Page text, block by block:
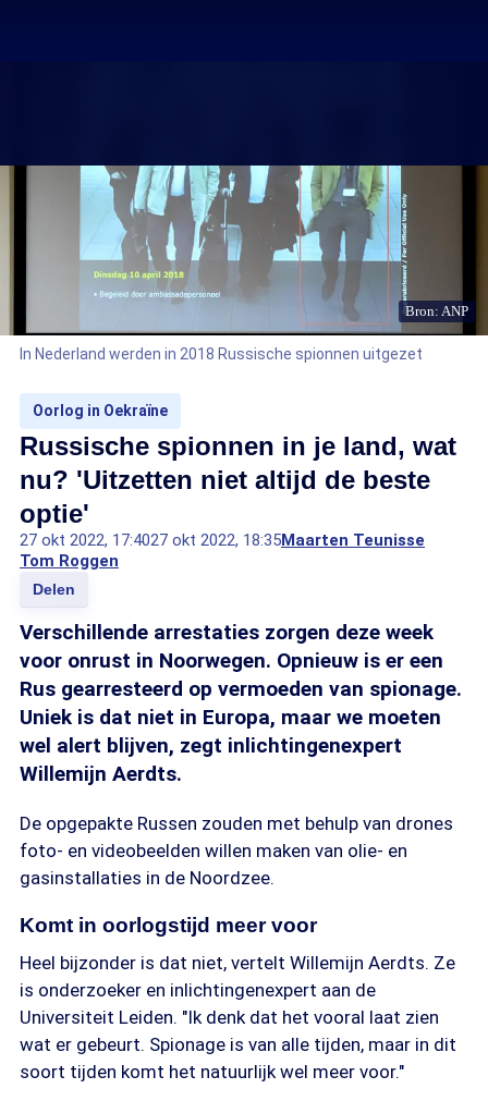
Bron: ANP
In Nederland werden in 2018 Russische spionnen uitgezet
Oorlog in Oekraïne
Russische spionnen in je land, wat
nu? 'Uitzetten niet altijd de beste
optie'
27 okt 2022, 17:4027 okt 2022, 18:35Maarten Teunisse
Tom Roggen
Delen
Verschillende arrestaties zorgen deze week
voor onrust in Noorwegen. Opnieuw is er een
Rus gearresteerd op vermoeden van spionage.
Uniek is dat niet in Europa, maar we moeten
wel alert blijven, zegt inlichtingenexpert
Willemijn Aerdts.
De opgepakte Russen zouden met behulp van drones
foto- en videobeelden willen maken van olie- en
gasinstallaties in de Noordzee.
Komt in oorlogstijd meer voor
Heel bijzonder is dat niet, vertelt Willemijn Aerdts. Ze
is onderzoeker en inlichtingenexpert aan de
Universiteit Leiden. "Ik denk dat het vooral laat zien
wat er gebeurt. Spionage is van alle tijden, maar in dit
soort tijden komt het natuurlijk wel meer voor."